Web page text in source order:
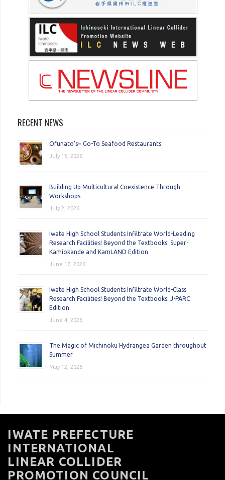
RECENT NEWS
Ofunato’s~ Go-To Seafood Restaurants
July 15, 2026
Building Up Multicultural Coexistence Through
Workshops
July 2, 2026
Iwate High School Students Infiltrate World-Leading
Research Facilities! Beyond the Textbooks: Super-
Kamiokande and KamLAND Edition
June 17, 2026
Iwate High School Students Infiltrate World-Class
Research Facilities! Beyond the Textbooks: J-PARC
Edition
June 4, 2026
The Magic of Michinoku Hydrangea Garden throughout
Summer
May 12, 2026
IWATE PREFECTURE
INTERNATIONAL
LINEAR COLLIDER
PROMOTION COUNCIL